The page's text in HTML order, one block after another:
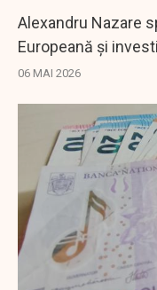
Alexandru Nazare
Europeană și
din România și
06 MAI 2026